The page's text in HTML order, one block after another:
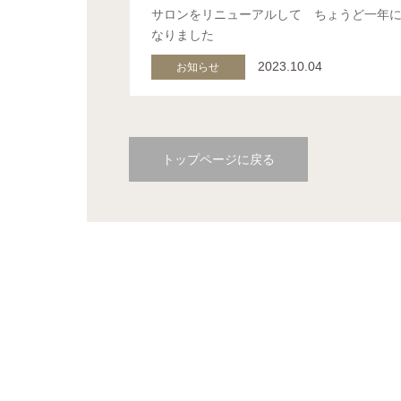
サロンをリニューアルして ちょうど一年に
なりました
お知らせ 2023.10.04
トップページに戻る